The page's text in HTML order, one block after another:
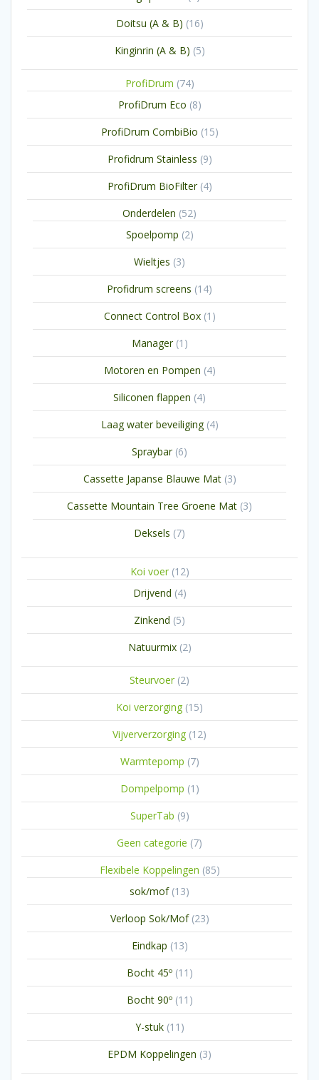
producten
Doitsu (A & B) 1616
producten
Kinginrin (A & B) 55
ProfiDrum 7474
ProfiDrum Eco 88
producten
ProfiDrum CombiBio 1515
producten
Profidrum Stainless 99
producten
ProfiDrum BioFilter 44
producten
Onderdelen 5252
Spoelpomp 22
producten
Wieltjes 33
producten
Profidrum screens 1414
producten
Connect Control Box 1 1
product
Manager 1 1
product
Motoren en Pompen 44
producten
Siliconen flappen 44
producten
Laag water beveiliging 44
producten
Spraybar 66
producten
Cassette Japanse Blauwe Mat 33
producten
Cassette Mountain Tree Groene Mat 33
producten
Deksels 77
Koi voer 1212
Drijvend 44
producten
Zinkend 55
producten
Natuurmix 22
Steurvoer 22
producten
Koi verzorging 1515
producten
Vijververzorging 1212
producten
Warmtepomp 77
producten
Dompelpomp 1 1
product
SuperTab 99
producten
Geen categorie 77
producten
Flexibele Koppelingen 8585
sok/mof 1313
producten
Verloop Sok/Mof 2323
producten
Eindkap 1313
producten
Bocht 45º 11 11
producten
Bocht 90º 11 11
producten
Y-stuk 11 11
producten
EPDM Koppelingen 33